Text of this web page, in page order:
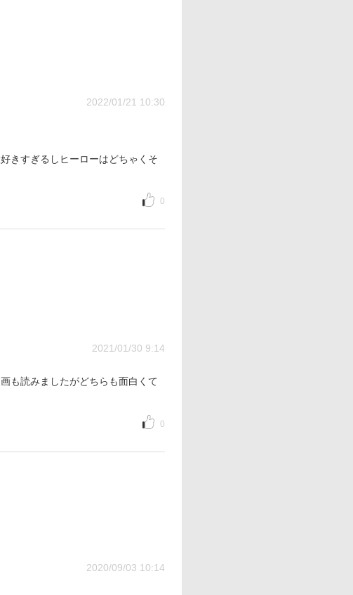
2022/01/21 10:30
きすぎるしヒーローはどちゃくそ
0
2021/01/30 9:14
も読みましたがどちらも面白くて
0
2020/09/03 10:14